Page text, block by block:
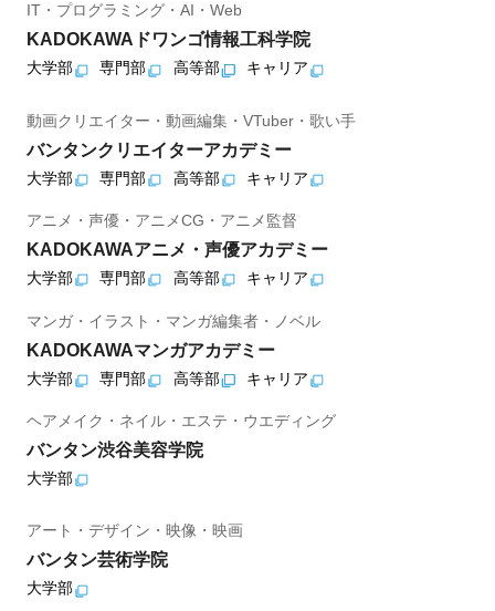
IT・プログラミング・AI・Web
KADOKAWAドワンゴ情報工科学院
大学部 専門部 高等部 キャリア
動画クリエイター・動画編集・VTuber・歌い手
バンタンクリエイターアカデミー
大学部 専門部 高等部 キャリア
アニメ・声優・アニメCG・アニメ監督
KADOKAWAアニメ・声優アカデミー
大学部 専門部 高等部 キャリア
マンガ・イラスト・マンガ編集者・ノベル
KADOKAWAマンガアカデミー
大学部 専門部 高等部 キャリア
ヘアメイク・ネイル・エステ・ウエディング
バンタン渋谷美容学院
大学部
アート・デザイン・映像・映画
バンタン芸術学院
大学部